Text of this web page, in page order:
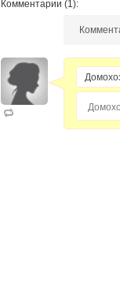
Комментарии (1):